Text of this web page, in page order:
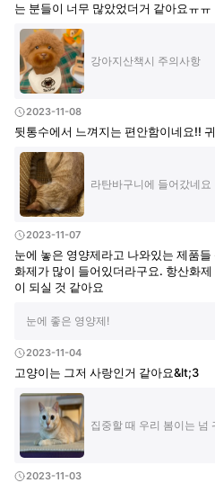
는 분들이 너무 많았었더거 같아요ㅠㅠ
강아지산책시 주의사항
2023-11-08
뒷통수에서 느껴지는 편안함이네요!!
라탄바구니에 들어갔네요
2023-11-07
눈에 놓은 영양제라고 나와있는 제품
화제가 많이 들어있더라구요. 항산화
이 되실 것 같아요
눈에 좋은 영양제!
2023-11-04
고양이는 그저 사랑인거 같아요&lt;3
집중할 때 우리 봄이는 넘
2023-11-03